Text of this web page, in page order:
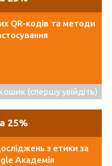
QR-кодів та методи
(спершу увійдіть)
25%
з етики за
Академія